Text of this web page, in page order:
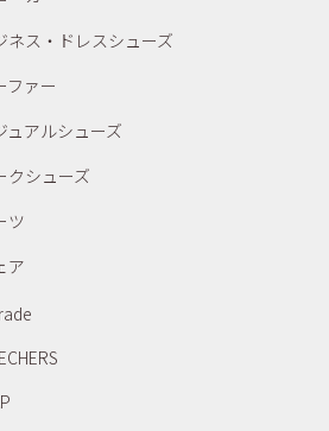
ネス・ドレスシューズ
ファー
ュアルシューズ
クシューズ
ツ
ア